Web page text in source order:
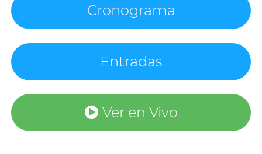
Cronograma
Entradas
Ver en Vivo